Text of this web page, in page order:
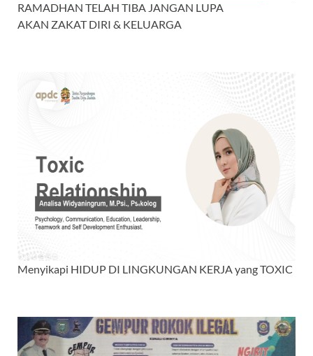
RAMADHAN TELAH TIBA JANGAN LUPA
AKAN ZAKAT DIRI & KELUARGA
Menyikapi HIDUP DI LINGKUNGAN KERJA yang TOXIC